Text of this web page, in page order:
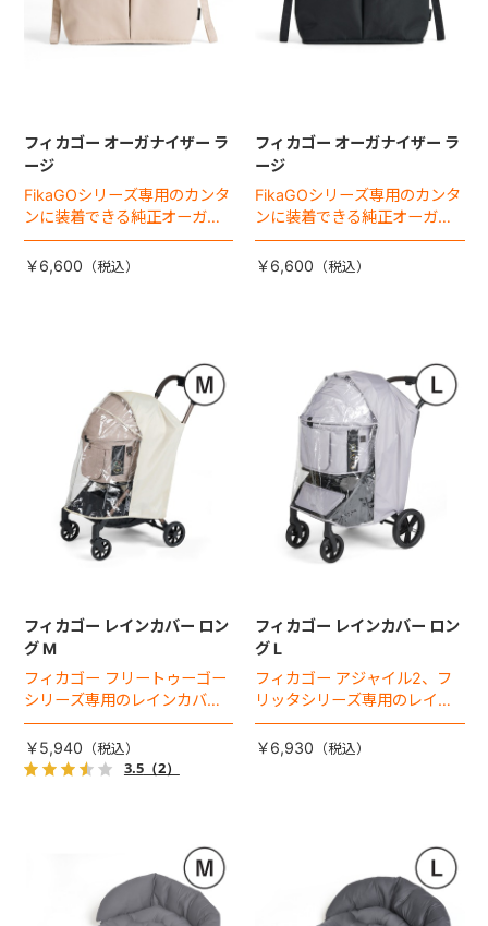
フィカゴー オーガナイザー ラ
ージ
FikaGOシリーズ専用のカンタ
ンに装着できる純正オーガナ
イザー。
￥6,600
フィカゴー オーガナイザー ラ
ージ
FikaGOシリーズ専用のカンタ
ンに装着できる純正オーガナ
イザー。
￥6,600
フィカゴー レインカバー ロン
グ M
フィカゴー フリートゥーゴー
シリーズ専用のレインカバ
ー。雨の日のお出かけも安
心。
￥5,940
3.5（2）
フィカゴー レインカバー ロン
グ L
フィカゴー アジャイル2、フ
リッタシリーズ専用のレイン
カバー。雨の日のお出かけも
安心。
￥6,930